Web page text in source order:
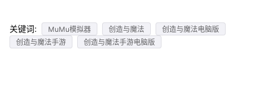
关键词: MuMu模拟器 创造与魔法
创造与魔法电脑版
创造与魔法手游
创造与魔法手游电脑版